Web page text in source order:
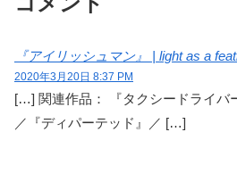
『アイリッシュマン』 | light as a
2020年3月20日 8:37 PM
[…] 関連作品： 『タクシードライバ
／『ディパーテッド』／ […]